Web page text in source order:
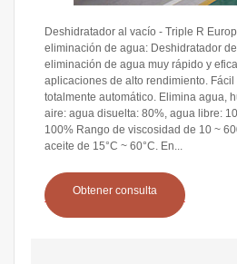
Deshidratador al vacío - Triple R
eliminación de agua: Deshidratador
eliminación de agua muy rápido y
aplicaciones de alto rendimiento.
totalmente automático. Elimina agua,
aire: agua disuelta: 80%, agua libre:
100% Rango de viscosidad de 10 ~
aceite de 15°C ~ 60°C. En...
Obtener consulta